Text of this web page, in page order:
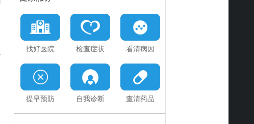
找好医院 检查症状 看清病因
提早预防 自我诊断 查清药品